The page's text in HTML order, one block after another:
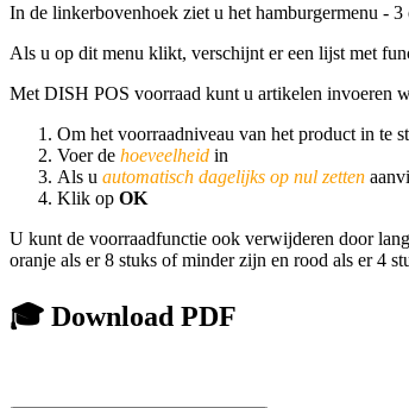
In de linkerbovenhoek ziet u het hamburgermenu - 3
Als u op dit menu klikt, verschijnt er een lijst met
Met DISH POS voorraad kunt u artikelen invoeren
Om het voorraadniveau van het product in te
Voer de hoeveelheid in
Als u automatisch dagelijks op nul zetten
Klik op OK
U kunt de voorraadfunctie ook verwijderen door
oranje als er 8 stuks of minder zijn en rood als er 4
🎓 Download PDF